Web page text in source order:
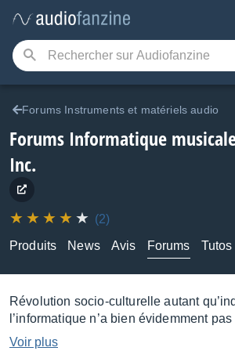
Forums Instruments et matériels audio
Forums Informatique
Inc.
(2)
Produits
News Avis Forums Tutos
Révolution socio-culturelle autant
l’informatique n’a bien évidemment
de la musique, au point qu’elle se
Voir plus